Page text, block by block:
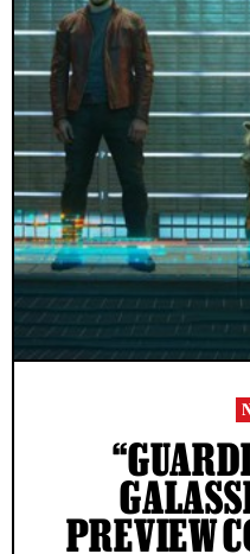
PREVIEW